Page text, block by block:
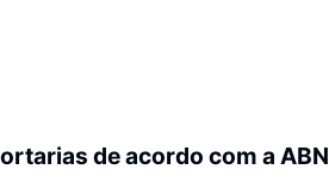
de acordo com a ABN